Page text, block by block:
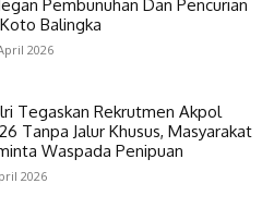
Pembunuhan Dan Pencurian
Balingka
2026
Tegaskan Rekrutmen Akpol
Tanpa Jalur Khusus, Masyarakat
Waspada Penipuan
2026